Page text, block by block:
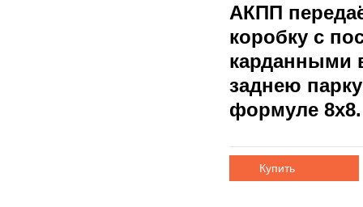
АКПП
коробку с
карданными
заднею
формуле 8х8.
Купить